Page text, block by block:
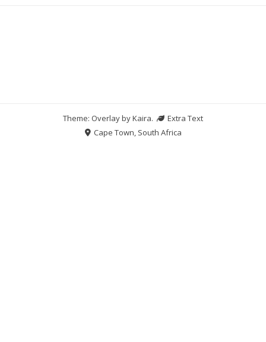
Theme: Overlay byKaira.
Extra Text
Cape Town, South Africa